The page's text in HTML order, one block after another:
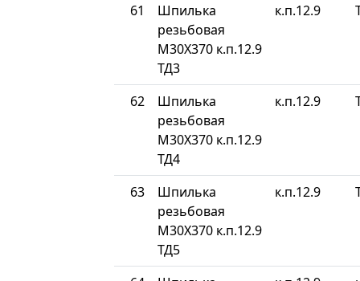
61
Шпилька
резьбовая
М30Х370 к.п.12.9
ТД3
к.п.12.9
62
Шпилька
резьбовая
М30Х370 к.п.12.9
ТД4
к.п.12.9
63
Шпилька
резьбовая
М30Х370 к.п.12.9
ТД5
к.п.12.9